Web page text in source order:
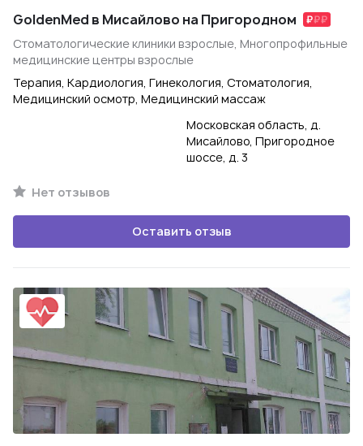
GoldenMed в Мисайлово на Пригородном
Стоматологические клиники взрослые, Многопрофильные
медицинские центры взрослые
Терапия, Кардиология, Гинекология, Стоматология,
Медицинский осмотр, Медицинский массаж
Московская область, д.
Мисайлово, Пригородное
шоссе, д. 3
Нет отзывов
Оставить отзыв